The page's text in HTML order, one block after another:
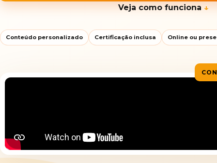
Veja como funciona ↓
Conteúdo personalizado Certificação inclusa Online ou